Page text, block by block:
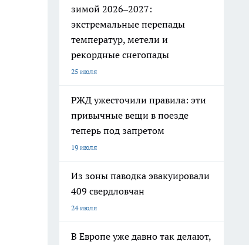
зимой 2026–2027:
экстремальные перепады
температур, метели и
рекордные снегопады
25 июля
РЖД ужесточили правила: эти
привычные вещи в поезде
теперь под запретом
19 июля
Из зоны паводка эвакуировали
409 свердловчан
24 июля
В Европе уже давно так делают,